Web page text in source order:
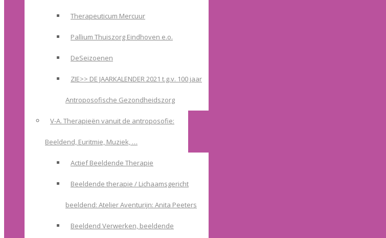
Therapeuticum Mercuur
Pallium Thuiszorg Eindhoven e.o.
DeSeizoenen
ZIE>> DE JAARKALENDER 2021 t.g.v. 100 jaar
Antroposofische Gezondheidszorg
V-A. Therapieën vanuit de antroposofie:
Beeldend, Euritmie, Muziek, …
Actief Beeldende Therapie
Beeldende therapie / Lichaamsgericht
beeldend: Atelier Aventurijn: Anita Peeters
Beeldend Verwerken, beeldende